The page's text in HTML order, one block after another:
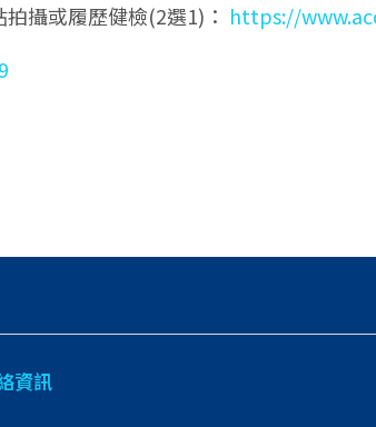
攝或履歷健檢(2選1)： https://
資訊